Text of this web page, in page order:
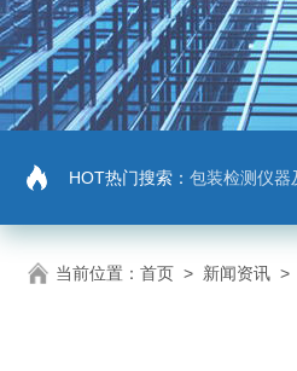
HOT热门搜索： 包装检测仪器及其它检测
当前位置： 首页 > 新闻资讯 >